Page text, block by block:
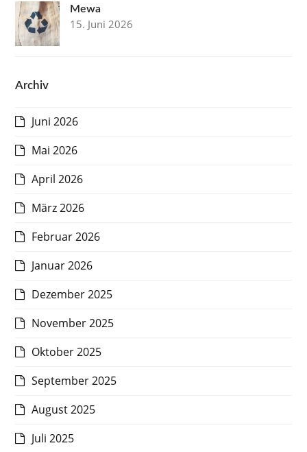
Mewa
15. Juni 2026
Archiv
Juni 2026
Mai 2026
April 2026
März 2026
Februar 2026
Januar 2026
Dezember 2025
November 2025
Oktober 2025
September 2025
August 2025
Juli 2025